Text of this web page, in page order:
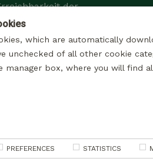
which are automatically
unchecked of all other cookie
manager box, where you will find
PREFERENCES STATISTICS
der
Datenschutzerklärung zur
im Zusammenhang